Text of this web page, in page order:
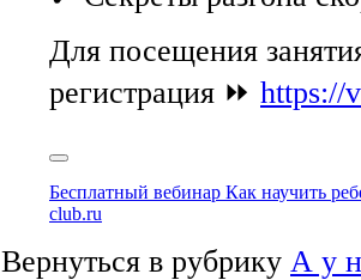
Для посещения
регистрация ⏩ https://
Бесплатный вебинар Как научить
club.ru
Вернуться в рубрику А у